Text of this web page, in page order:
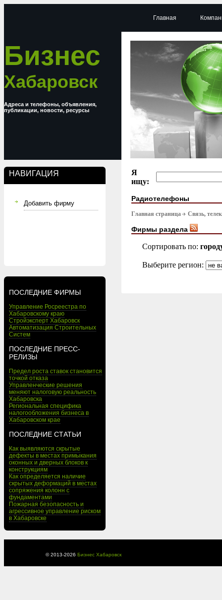
Бизнес
Хабаровск
Адреса и телефоны, объявления,
публикации, новости, ресурсы
НАВИГАЦИЯ
Добавить фирму
ПОСЛЕДНИЕ ФИРМЫ
Управление Росреестра по
Хабаровскому краю
Стройэксперт Хабаровск
Автоматизация Строительных
Систем
ПОСЛЕДНИЕ ПРЕСС-
РЕЛИЗЫ
Предел роста ставок становится
точкой отказа
Управленческие решения
меняют налоговую реальность
Хабаровска
Региональная специфика
налогообложения бизнеса в
Хабаровском крае
ПОСЛЕДНИЕ СТАТЬИ
Как выявляются скрытые
дефекты в местах примыкания
оконных и дверных блоков к
конструкциям
Как определяется наличие
скрытых деформаций в местах
сопряжения колонн с
фундаментами
Пожарная безопасность и
агрессивное управление риском
в Хабаровске
Главная
Я
ищу:
Радиотелефоны
Главная страница Связь,
Фирмы раздела
Сортировать по:
Выберите регион:
© 2013-2026 Бизнес Хабаровск